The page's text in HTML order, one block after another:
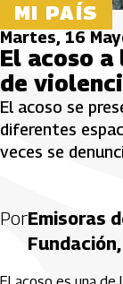
MI PAÍS
Martes, 16
El acoso
de
El acoso se
diferentes
veces se
PorEmisoras